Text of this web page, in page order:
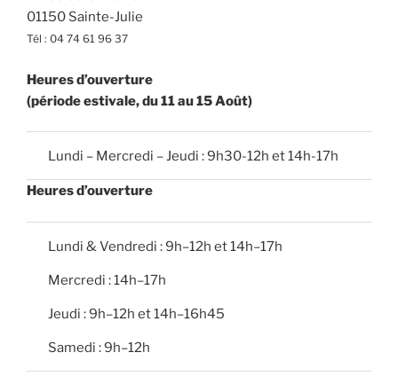
01150 Sainte-Julie
Tél : 04 74 61 96 37
Heures d’ouverture
(période estivale, du 11 au 15 Août)
Lundi – Mercredi – Jeudi : 9h30-12h et 14h-17h
Heures d’ouverture
Lundi & Vendredi : 9h–12h et 14h–17h
Mercredi : 14h–17h
Jeudi : 9h–12h et 14h–16h45
Samedi : 9h–12h